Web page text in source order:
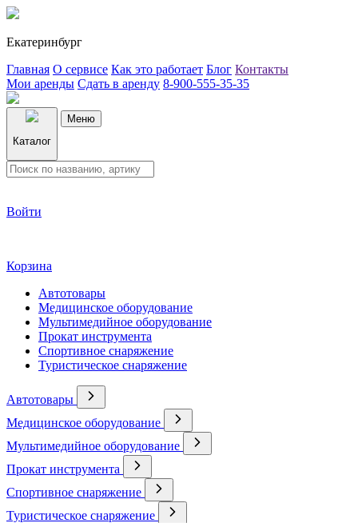
Екатеринбург
Главная О сервисе Как это работает Блог Контакты
Мои аренды Сдать в аренду 8-900-555-35-35
Каталог
Меню
Войти
Корзина
Автотовары
Медицинское оборудование
Мультимедийное оборудование
Прокат инструмента
Спортивное снаряжение
Туристическое снаряжение
Автотовары
Медицинское оборудование
Мультимедийное оборудование
Прокат инструмента
Спортивное снаряжение
Туристическое снаряжение